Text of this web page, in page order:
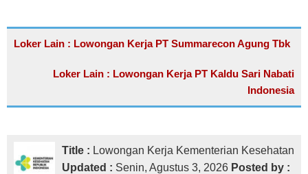
Loker Lain : Lowongan Kerja PT Summarecon Agung Tbk
Loker Lain : Lowongan Kerja PT Kaldu Sari Nabati
Indonesia
Title : Lowongan Kerja Kementerian Kesehatan
Updated : Senin, Agustus 3, 2026 Posted by :